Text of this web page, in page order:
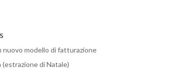
nuovo modello di fatturazione
(estrazione di Natale)